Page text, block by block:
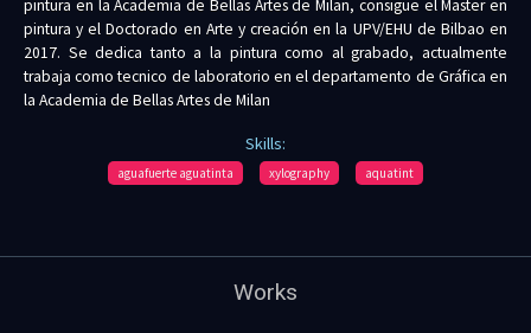
pintura en la Academia de Bellas Artes de Milan, consigue el Master en
pintura y el Doctorado en Arte y creación en la UPV/EHU de Bilbao en
2017. Se dedica tanto a la pintura como al grabado, actualmente
trabaja como tecnico de laboratorio en el departamento de Gráfica en
la Academia de Bellas Artes de Milan
Skills:
aguafuerte aguatinta xylography aquatint
Works